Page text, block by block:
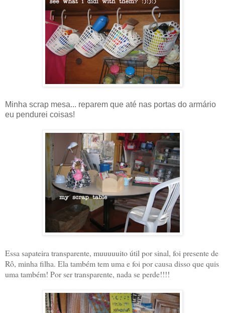
Minha scrap mesa... reparem que até nas portas do armário
eu pendurei coisas!
Essa sapateira transparente, muuuuuito útil por sinal, foi presente de
Rô, minha filha. Ela também tem uma e foi por causa disso que quis
uma também! Por ser transparente, nada se perde!!!!